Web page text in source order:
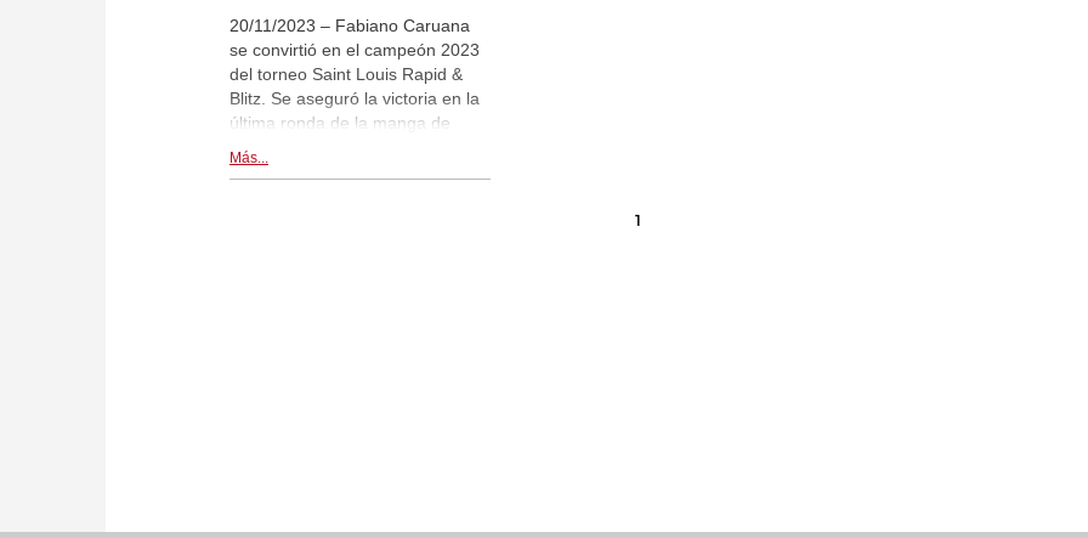
20/11/2023 – Fabiano Caruana
se convirtió en el campeón 2023
del torneo Saint Louis Rapid &
Blitz. Se aseguró la victoria en la
última ronda de la manga de
ajedrez relámpago, al ganar
contra Maxime Vachier-Lagrave.
Más...
1